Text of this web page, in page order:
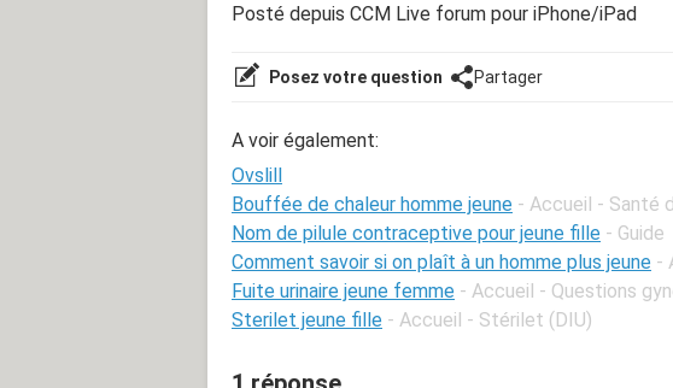
Posté depuis CCM Live forum pour iPhone/iPad
Posez votre question Partager
A voir également:
Ovslill
Bouffée de chaleur homme jeune - Accueil - Santé
Nom de pilule contraceptive pour jeune fille - Guide
Comment savoir si on plaît à un homme plus jeune -
Fuite urinaire jeune femme - Accueil - Questions
Sterilet jeune fille - Accueil - Stérilet (DIU)